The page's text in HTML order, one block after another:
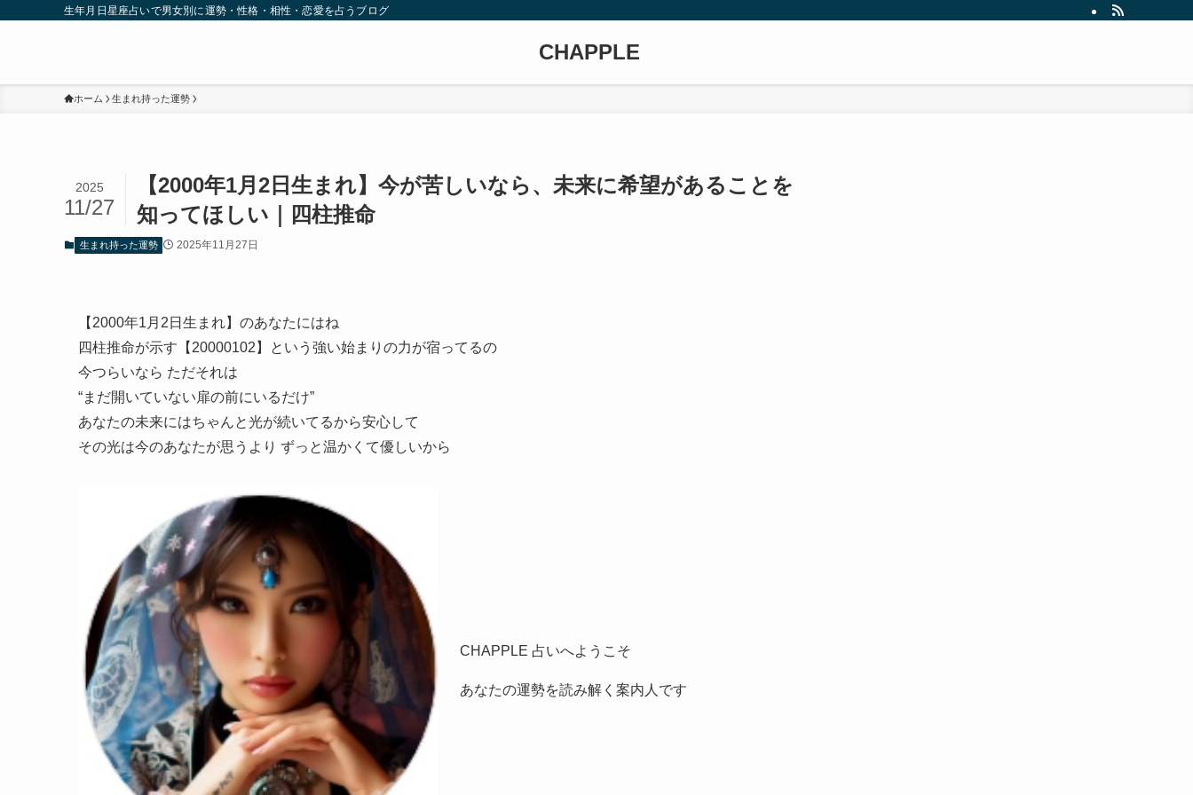
生年月日星座占いで男女別に運勢・性格・相性・恋愛を占うブログ
CHAPPLE
ホーム 生まれ持った運勢
【2000年1月2日生まれ】今が苦しいなら、未来に希望があることを
知ってほしい｜四柱推命
2025
11/27
生まれ持った運勢 2025年11月27日
【2000年1月2日生まれ】のあなたにはね
四柱推命が示す【20000102】という強い始まりの力が宿ってるの
今つらいなら ただそれは
“まだ開いていない扉の前にいるだけ”
あなたの未来にはちゃんと光が続いてるから安心して
その光は今のあなたが思うより ずっと温かくて優しいから
CHAPPLE 占いへようこそ
あなたの運勢を読み解く案内人です